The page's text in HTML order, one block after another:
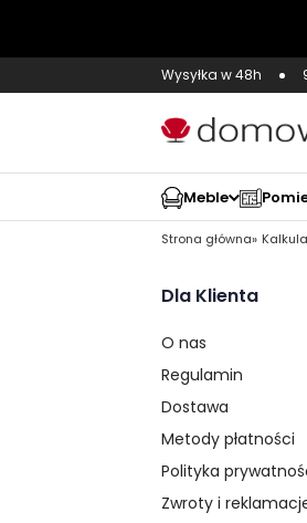
Wysyłka w 48h
Meble
Strona główna
Dla Klienta
O nas
Regulamin
Dostawa
Metody płatności
Polityka
Zwroty i